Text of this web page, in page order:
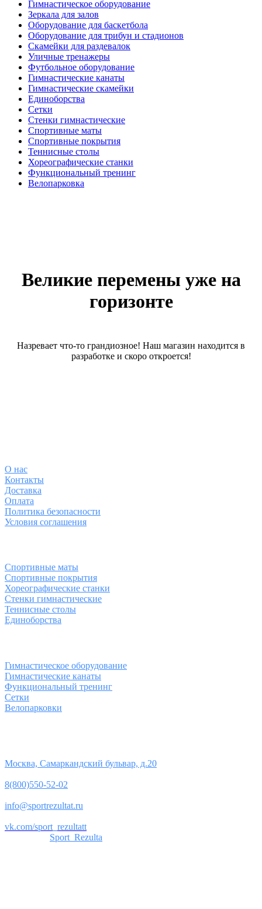
Гимнастическое оборудование
Зеркала для залов
Оборудование для баскетбола
Оборудование для трибун и стадионов
Скамейки для раздевалок
Уличные тренажеры
Футбольное оборудование
Гимнастические канаты
Гимнастические скамейки
Единоборства
Сетки
Стенки гимнастические
Спортивные маты
Спортивные покрытия
Теннисные столы
Хореографические станки
Функциональный тренинг
Велопарковка
Великие перемены уже на
горизонте
Назревает что-то грандиозное! Наш магазин находится в
разработке и скоро откроется!
О нас
Контакты
Доставка
Оплата
Политика безопасности
Условия соглашения
Спортивные маты
Спортивные покрытия
Хореографические станки
Стенки гимнастические
Теннисные столы
Единоборства
Гимнастическое оборудование
Гимнастические канаты
Функциональный тренинг
Сетки
Велопарковки
Москва, Самаркандский бульвар, д.20
8(800)550-52-02
info@sportrezultat.ru
vk.com/sport_rezultatt
Sport_Rezulta